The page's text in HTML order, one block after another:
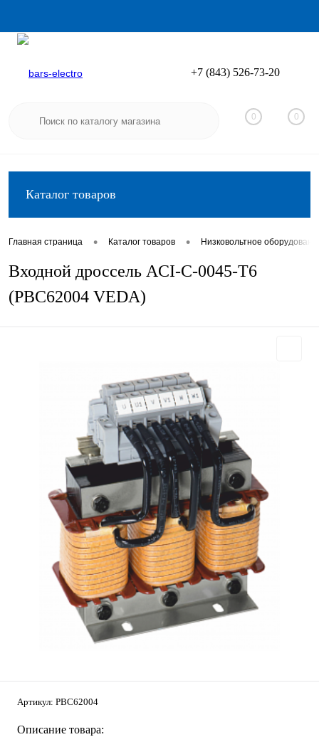
Вход
+7 (843) 526-73-20
0 0
Каталог товаров
Главная страница • Каталог товаров • Низковольтное
Входной дроссель ACI-C-0045-T6
(PBC62004 VEDA)
Артикул: PBC62004
Описание товара: